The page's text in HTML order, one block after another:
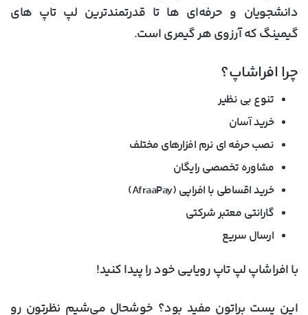
دانشجویان و حرفه‌ای ها تا قدرتمندترین لپ تاپ های
گیمینگ که آرزوی هر گیمری است.
چرا افراشاپ؟
تنوع بی نظیر
خرید آسان
نصب حرفه ای نرم افزارهای مختلف
مشاوره تخصصی رایگان
خرید اقساطی با افراپی (AfraaPay
)
گارانتی معتبرشرکتی
ارسال سریع
با افراشاپ لپ تاپ رویایی خود را پیدا کنید!
این پست براتون مفید بود؟ خوشحال می‌شیم نظرتون رو